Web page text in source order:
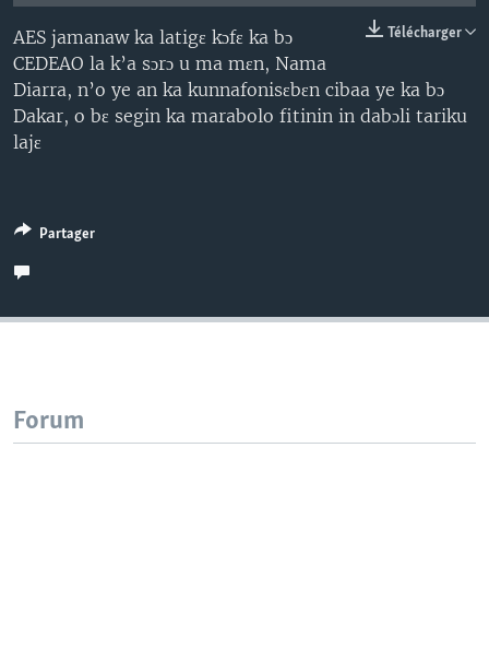
Télécharger
AES jamanaw ka latigɛ kɔfɛ ka bɔ
CEDEAO la k’a sɔrɔ u ma mɛn, Nama
Diarra, n’o ye an ka kunnafonisɛbɛn cibaa ye ka bɔ
Dakar, o bɛ segin ka marabolo fitinin in dabɔli tariku
lajɛ
Partager
Forum